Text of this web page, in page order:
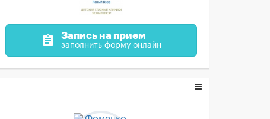
assignment Запись на прием
заполнить форму онлайн